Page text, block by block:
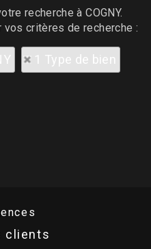
recherche à COGNY.
critères de recherche :
1 Type de bien
clients